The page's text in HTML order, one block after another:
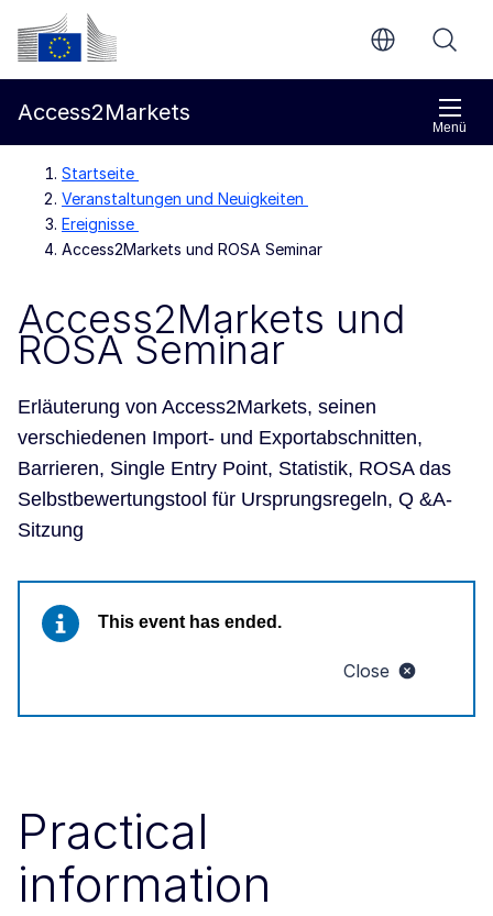
Weiter zum Hauptteil
Europäische Kommission
Menü
Access2Markets
Startseite
Veranstaltungen und Neuigkeiten
Ereignisse
Access2Markets und ROSA Seminar
Access2Markets und
ROSA Seminar
Erläuterung von Access2Markets, seinen
verschiedenen Import- und Exportabschnitten,
Barrieren, Single Entry Point, Statistik, ROSA das
Selbstbewertungstool für Ursprungsregeln, Q &A-
Sitzung
Close
This event has ended.
Practical
information